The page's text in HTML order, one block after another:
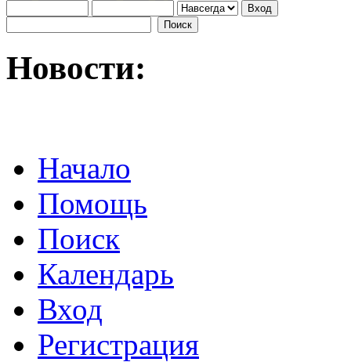
Новости:
Начало
Помощь
Поиск
Календарь
Вход
Регистрация